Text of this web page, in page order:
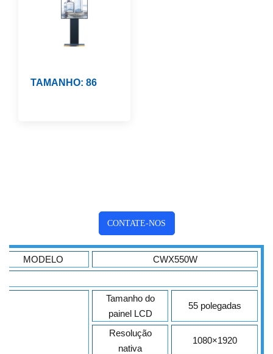
TAMANHO: 86
CONTATE-NOS
MODELO CWX550W
Tamanho do
painel LCD
55 polegadas
Resolução
nativa
1080×1920